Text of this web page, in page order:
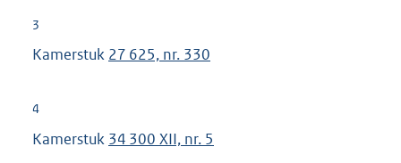
:
3
Kamerstuk 27 625, nr. 330
4
Kamerstuk 34 300 XII, nr. 5